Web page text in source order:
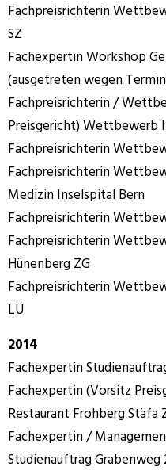
Fachpreisrichterin
SZ
Fachexpertin Workshop
(ausgetreten wegen
Fachpreisrichterin /
Preisgericht) Wettbewerb
Fachpreisrichterin
Fachpreisrichterin
Medizin Inselspital Bern
Fachpreisrichterin
Fachpreisrichterin
Hünenberg ZG
Fachpreisrichterin
LU
2014
Fachexpertin
Fachexpertin (Vorsitz
Restaurant Frohberg Stäfa
Fachexpertin /
Studienauftrag